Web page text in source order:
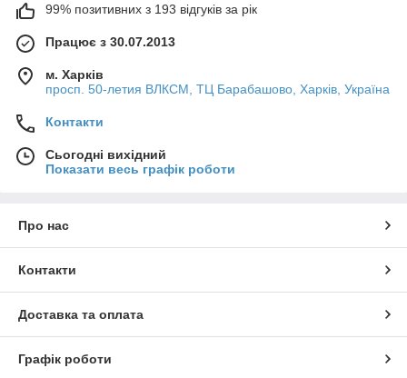
99% позитивних з 193 відгуків за рік
Працює з 30.07.2013
м. Харків
просп. 50-летия ВЛКСМ, ТЦ Барабашово, Харків, Україна
Контакти
Сьогодні вихідний
Показати весь графік роботи
Про нас
Контакти
Доставка та оплата
Графік роботи